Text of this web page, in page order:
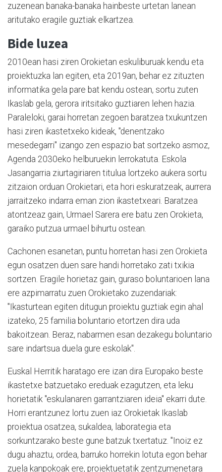
zuzenean banaka-banaka hainbeste urtetan lanean
aritutako eragile guztiak elkartzea.
Bide luzea
2010ean hasi ziren Orokietan eskuliburuak kendu eta
proiektuzka lan egiten, eta 2019an, behar ez zituzten
informatika gela pare bat kendu ostean, sortu zuten
Ikaslab gela, gerora iritsitako guztiaren lehen hazia.
Paraleloki, garai horretan zegoen baratzea txukuntzen
hasi ziren ikastetxeko kideak, "denentzako
mesedegarri" izango zen espazio bat sortzeko asmoz,
Agenda 2030eko helburuekin lerrokatuta. Eskola
Jasangarria ziurtagiriaren titulua lortzeko aukera sortu
zitzaion orduan Orokietari, eta hori eskuratzeak, aurrera
jarraitzeko indarra eman zion ikastetxeari. Baratzea
atontzeaz gain, Urmael Sarera ere batu zen Orokieta,
garaiko putzua urmael bihurtu ostean.
Cachonen esanetan, puntu horretan hasi zen Orokieta
egun osatzen duen sare handi horretako zati txikia
sortzen. Eragile horietaz gain, guraso boluntarioen lana
ere azpimarratu zuen Orokietako zuzendariak:
"Ikasturtean egiten ditugun proiektu guztiak egin ahal
izateko, 25 familia boluntario etortzen dira uda
bakoitzean. Beraz, nabarmen esan dezakegu boluntario
sare indartsua duela gure eskolak".
Euskal Herritik haratago ere izan dira Europako beste
ikastetxe batzuetako ereduak ezagutzen, eta leku
horietatik "eskulanaren garrantziaren ideia" ekarri dute.
Horri erantzunez lortu zuen iaz Orokietak Ikaslab
proiektua osatzea, sukaldea, laborategia eta
sorkuntzarako beste gune batzuk txertatuz. "Inoiz ez
dugu ahaztu, ordea, barruko horrekin lotuta egon behar
zuela kanpokoak ere, proiektuetatik zentzumenetara